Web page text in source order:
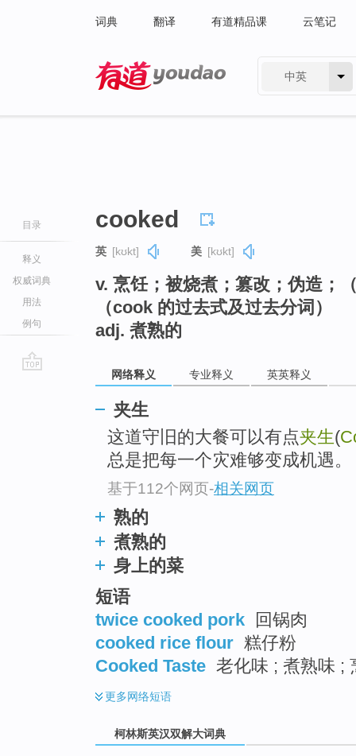
词典 翻译 有道精品课 云笔记
中英
目录
释义
权威词典
用法
例句
cooked
英 [kʊkt] 美 [kʊkt]
v. 烹饪；被烧煮；篡改；伪造；
（cook 的过去式及过去分词）
adj. 煮熟的
网络释义 专业释义 英英释义
夹生
这道守旧的大餐可以有点夹生(
总是把每一个灾难够变成机遇。
基于112个网页-相关网页
熟的
煮熟的
身上的菜
短语
twice cooked pork
回锅肉
cooked rice flour 糕仔粉
Cooked Taste 老化味 ; 煮熟味 ;
更多网络短语
柯林斯英汉双解大词典